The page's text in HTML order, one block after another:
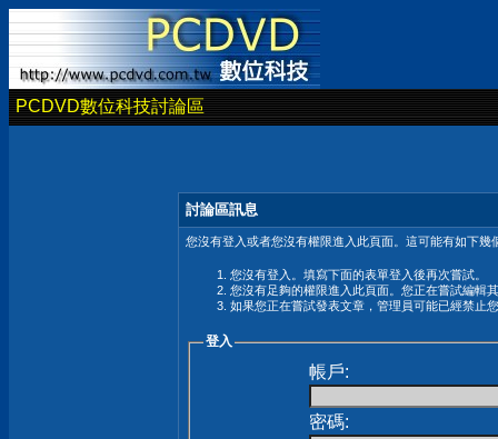
PCDVD數位科技討論區
討論區訊息
您沒有登入或者您沒有權限進入此頁面。這可能有如下幾
您沒有登入。填寫下面的表單登入後再次嘗試。
您沒有足夠的權限進入此頁面。您正在嘗試編輯
如果您正在嘗試發表文章，管理員可能已經禁止
登入
帳戶:
密碼: